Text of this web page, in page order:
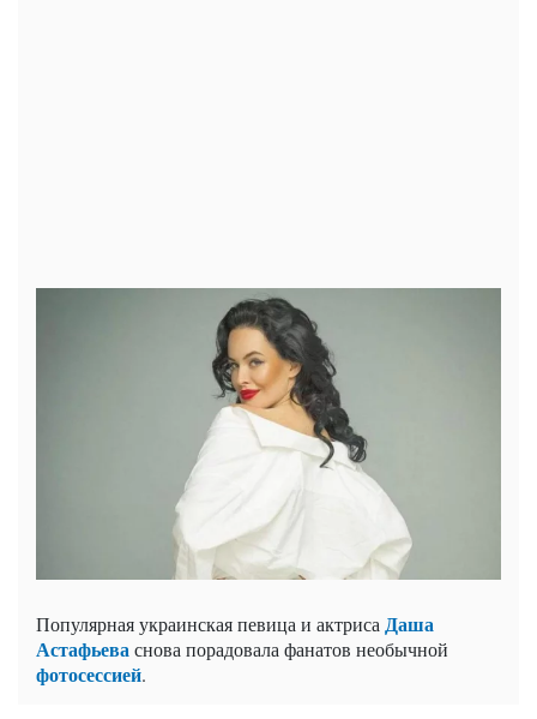
Популярная украинская певица и актриса Даша
Астафьеваснова порадовала фанатов необычной
фотосессией.